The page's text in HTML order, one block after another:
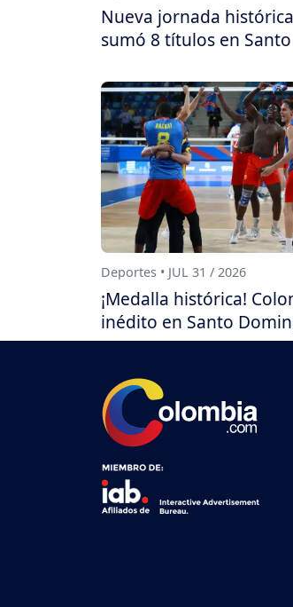
Nueva jornada
sumó 8 títulos en
Deportes • JUL 31 / 2026
¡Medalla histórica!
inédito en Santo